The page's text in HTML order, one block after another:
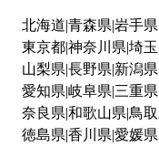
北海道 青森県 岩手県
東京都神奈川県 埼
山梨県 長野県 新潟県
愛知県 岐阜県 三重県
奈良県 和歌山県 鳥
徳島県 香川県 愛媛県